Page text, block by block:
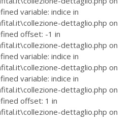
variable: indice in
dettaglio.php on
offset: -1 in
dettaglio.php on
variable: indice in
dettaglio.php on
variable: indice in
dettaglio.php on
offset: 1 in
dettaglio.php on